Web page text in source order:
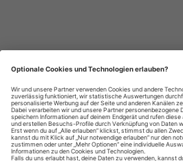
Impressum
Privatsphäre-